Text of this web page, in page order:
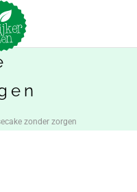
zonder zorgen